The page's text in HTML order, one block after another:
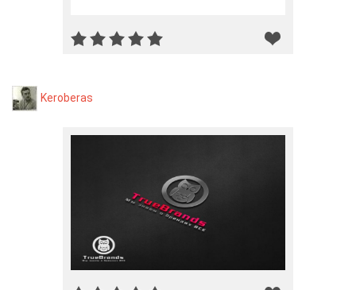
Keroberas